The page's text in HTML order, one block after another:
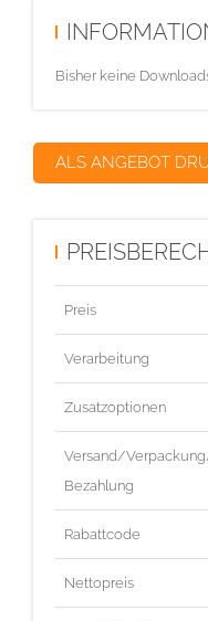
Bisher keine
ALS ANGEBOT
Preis
Verarbeitung
Zusatzoptionen
Versand/
Bezahlung
Rabattcode
Nettopreis